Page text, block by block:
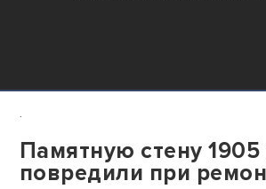
.
Памятную стену 1905
повредили при